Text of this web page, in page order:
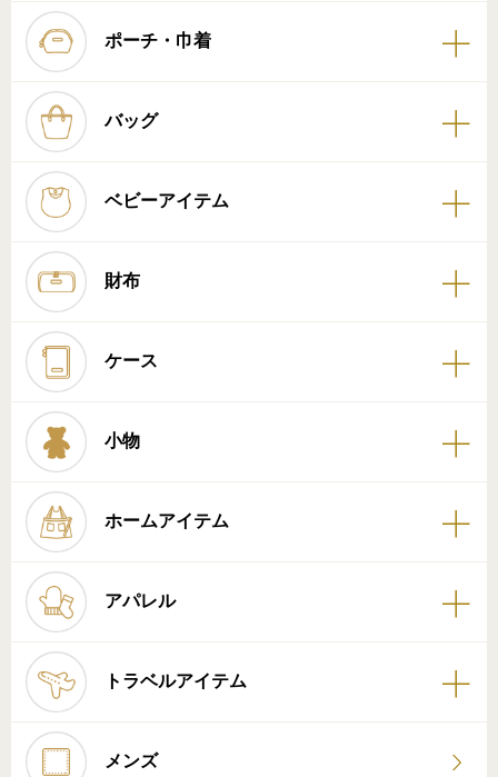
ポーチ・巾着
バッグ
ベビーアイテム
財布
ケース
小物
ホームアイテム
アパレル
トラベルアイテム
メンズ